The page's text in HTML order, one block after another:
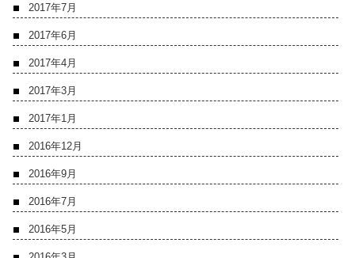
2017年7月
2017年6月
2017年4月
2017年3月
2017年1月
2016年12月
2016年9月
2016年7月
2016年5月